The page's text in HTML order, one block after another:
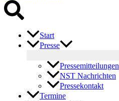
Start
Presse
Pressemitteilungen
NST Nachrichten
Pressekontakt
Termine